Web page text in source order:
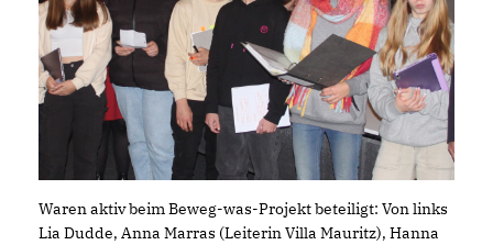
Waren aktiv beim Beweg-was-Projekt beteiligt: Von links
Lia Dudde, Anna Marras (Leiterin Villa Mauritz), Hanna